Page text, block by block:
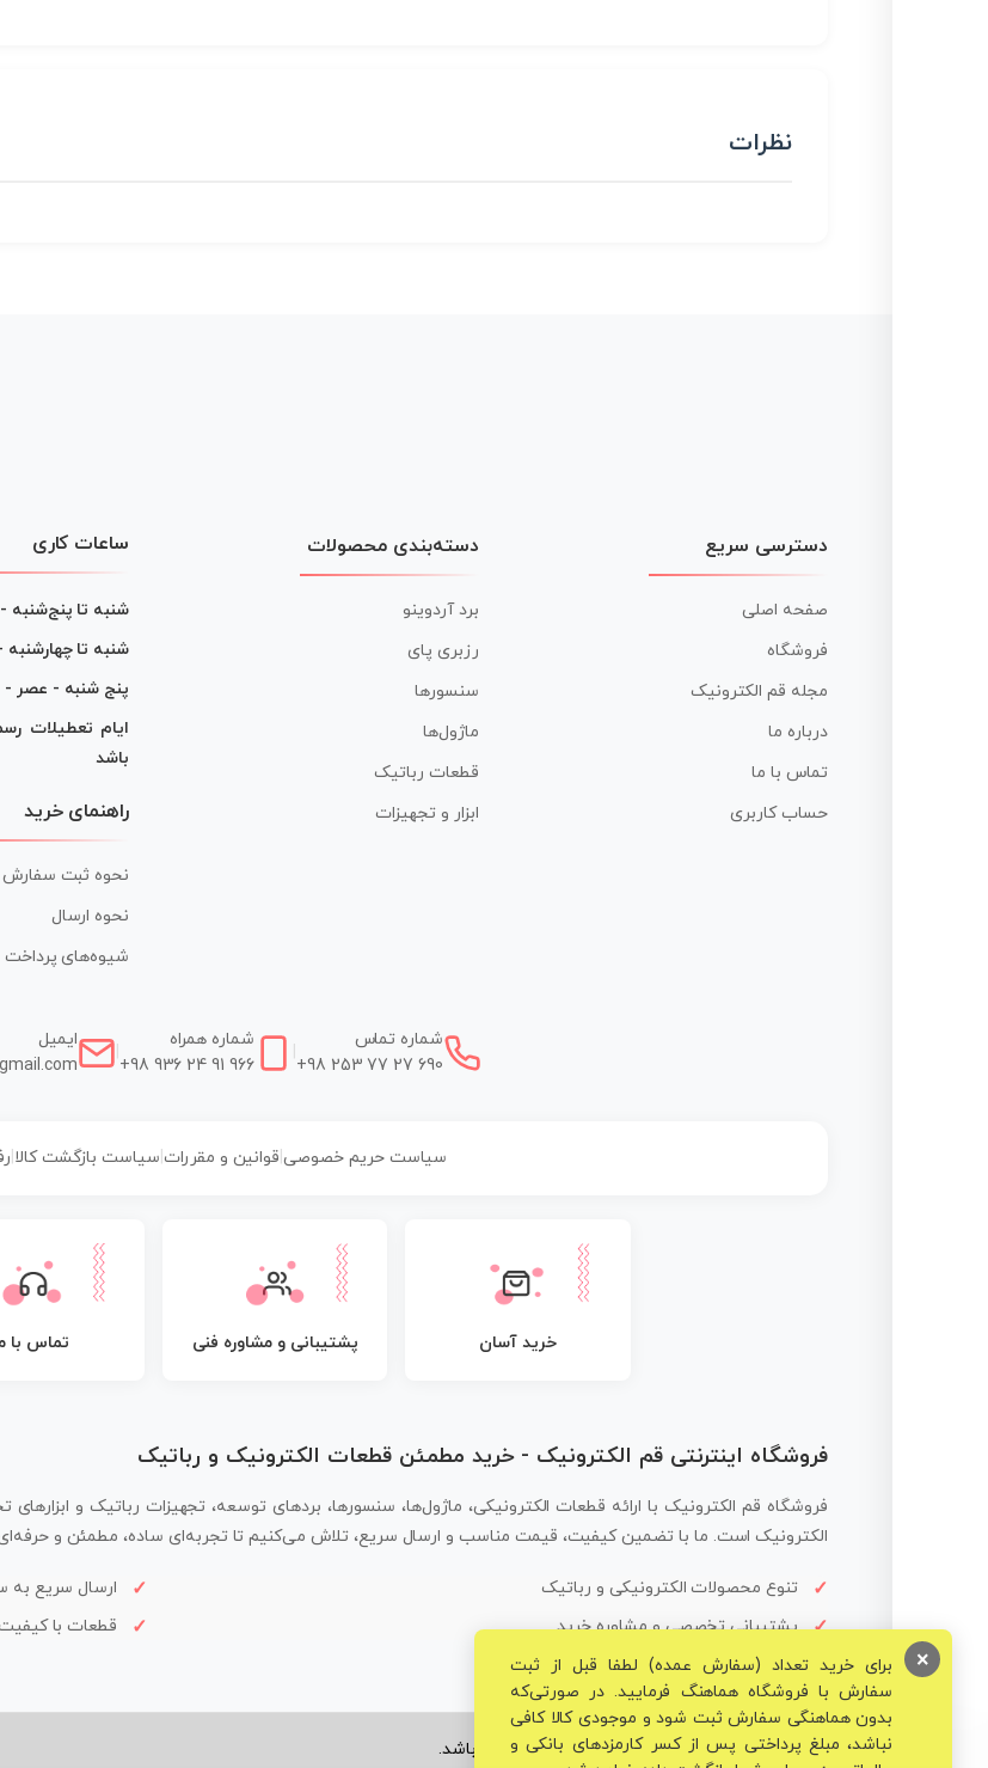
نظرات
دسترسی سریع
صفحه اصلی
فروشگاه
مجله قم الکترونیک
درباره ما
تماس با ما
حساب کاربری
دسته‌بندی محصولات
برد آردوینو
رزبری پای
سنسورها
ماژول‌ها
قطعات رباتیک
ابزار و تجهیزات
ساعات کاری
شنبه تا
شنبه تا
پنج شنبه - عصر -
ایام تعطیلات
باشد
راهنمای خرید
نحوه ثبت سفارش
نحوه ارسال
شیوه‌های پرداخت
شماره تماس
+98 253 77 27 690
شماره همراه
+98 936 24 91 966
ایمیل
سیاست حریم خصوصی| قوانین و مقررات سیاست بازگشت کالا
خرید آسان پشتیبانی و مشاوره فنی تماس با
فروشگاه اینترنتی قم الکترونیک - خرید مطمئن قطعات الکترونیک و رباتیک
فروشگاه قم الکترونیک با ارائه قطعات الکترونیکی، ماژول‌ها، سنسورها، بردهای توسعه، تجهیزات رباتیک و
الکترونیک است. ما با تضمین کیفیت، قیمت مناسب و ارسال سریع، تلاش می‌کنیم تا تجربه‌ای ساده، مطمئن و حرفه‌ای
تنوع محصولات الکترونیکی و رباتیک
ارسال سریع به
پشتیبانی تخصصی و مشاوره خرید
قطعات با
© تمامی حقوق برای فروشگاه تخصصی قم الکترونیک محفوظ می‌باشد.
برای خرید تعداد (سفارش عمده) لطفا قبل از ثبت
سفارش با فروشگاه هماهنگ فرمایید. در صورتی‌که
بدون هماهنگی سفارش ثبت شود و موجودی کالا کافی
نباشد، مبلغ پرداختی پس از کسر کارمزدهای بانکی و
×